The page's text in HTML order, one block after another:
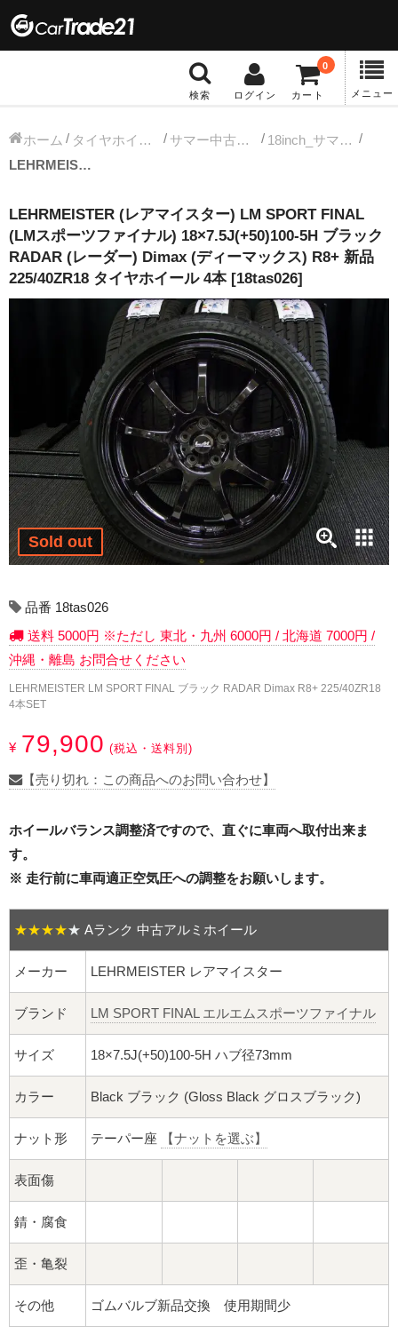
検索 ログイン カート
0
メニュー
冬タイヤホイール
13インチ：冬タイヤホイール
14インチ：冬タイヤホイール
15インチ：冬タイヤホイール
16インチ：冬タイヤホイール
17インチ：冬タイヤホイール
18インチ：冬タイヤホイール
19インチ：冬タイヤホイール
20インチ：冬タイヤホイール
13インチ：夏タイヤホイール
14インチ：夏タイヤホイール
15インチ：夏タイヤホイール
17インチ：夏タイヤホイール
18インチ：夏タイヤホイール
19インチ：夏タイヤホイール
20インチ：夏タイヤホイール
ホイールナット
平面座ナット
ロング平面ナット
ショート平面ナット
ロング球面ナット
ショート球面ナット
ホーム タイヤホイールセット サマー中古タイヤホイール
18inch_サマー中古タイヤホイール
LEHRMEISTER (レアマイスター) LM SPORT FINAL (LMスポーツファイナル) 18×7.5J(+50)100-5H ブラック RADAR (レーダー) Dimax (ディーマックス) R8+ 新品 225/40ZR18 タイヤホイール 4本 [18tas026]
LEHRMEISTER (レアマイスター) LM SPORT FINAL
(LMスポーツファイナル) 18×7.5J(+50)100-5H ブラック
RADAR (レーダー) Dimax (ディーマックス) R8+ 新品
225/40ZR18 タイヤホイール 4本 [18tas026]
Sold out
品番 18tas026
送料 5000円 ※ただし 東北・九州 6000円 / 北海道 7000円 /
沖縄・離島 お問合せください
LEHRMEISTER LM SPORT FINAL ブラック RADAR Dimax R8+ 225/40ZR18
4本SET
¥ 79,900 (税込・送料別)
【売り切れ：この商品へのお問い合わせ】
ホイールバランス調整済ですので、直ぐに車両へ取付出来ま
す。
※ 走行前に車両適正空気圧への調整をお願いします。
★★★★★ Aランク 中古アルミホイール
メーカー LEHRMEISTER レアマイスター
ブランド LM SPORT FINAL エルエムスポーツファイナル
サイズ 18×7.5J(+50)100-5H ハブ径73mm
カラー Black ブラック (Gloss Black グロスブラック)
ナット形 テーパー座 【ナットを選ぶ】
表面傷
錆・腐食
歪・亀裂
その他 ゴムバルブ新品交換 使用期間少